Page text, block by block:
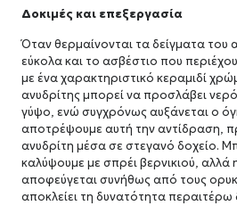
Δοκιμές και επεξεργασία
Όταν θερμαίνονται τα δείγματα του
εύκολα και το ασβέστιο που
με ένα χαρακτηριστικό κεραμιδί
ανυδρίτης μπορεί να προσλάβει
γύψο, ενώ συγχρόνως αυξάνεται ο
αποτρέψουμε αυτή την αντίδραση,
ανυδρίτη μέσα σε στεγανό δοχείο.
καλύψουμε με σπρέι βερνικιού, αλλά
αποφεύγεται συνήθως από τους
αποκλείει τη δυνατότητα περαιτέρω